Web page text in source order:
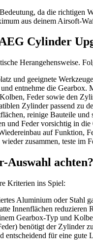
da die richtigen
aus deinem Airsoft-
Cylinder
Herangehensweise.
und geeignete
entnehme die Gearbox.
Feder sowie den
Zylinder passend zu
reinige Bauteile und
und Feder vorsichtig in
auf Funktion,
zusammen, teste im
Auswahl achten?
Kriterien ins Spiel:
Aluminium oder Stahl
Innenflächen reduzieren
Gearbox-Typ und
benötigt der Zylinder
entscheidend für eine gute